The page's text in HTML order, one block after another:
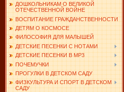
ДОШКОЛЬНИКАМ О ВЕЛИКОЙ
ОТЕЧЕСТВЕННОЙ ВОЙНЕ
ВОСПИТАНИЕ ГРАЖДАНСТВЕННОСТИ
ДЕТЯМ О КОСМОСЕ
ФИЛОСОФИЯ ДЛЯ МАЛЫШЕЙ
ДЕТСКИЕ ПЕСЕНКИ С НОТАМИ
ДЕТСКИЕ ПЕСЕНКИ В MP3
ПОЧЕМУЧКИ
ПРОГУЛКИ В ДЕТСКОМ САДУ
ФИЗКУЛЬТУРА И СПОРТ В ДЕТСКОМ
САДУ